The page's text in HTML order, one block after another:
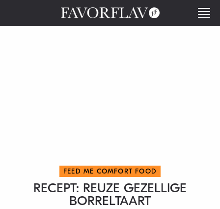
FEED ME COMFORT FOOD
RECEPT: REUZE GEZELLIGE
BORRELTAART